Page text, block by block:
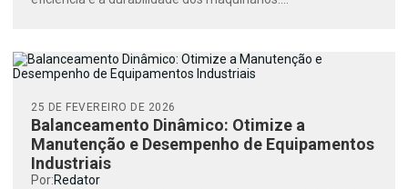
Balanceamento Dinâmico: Otimize a
Manutenção e Desempenho de Equipamentos
Industriais
25 DE FEVEREIRO DE 2026
Por:Redator